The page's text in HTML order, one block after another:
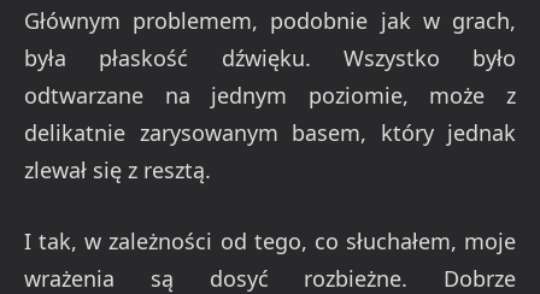
Głównym problemem, podobnie jak w grach,
była płaskość dźwięku. Wszystko było
odtwarzane na jednym poziomie, może z
delikatnie zarysowanym basem, który jednak
zlewał się z resztą.
I tak, w zależności od tego, co słuchałem, moje
wrażenia są dosyć rozbieżne. Dobrze